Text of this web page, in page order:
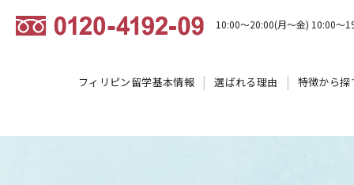
10:00～20:00(月～金) 10:00～
フィリピン留学基本情報 選ばれる理由 特徴から探